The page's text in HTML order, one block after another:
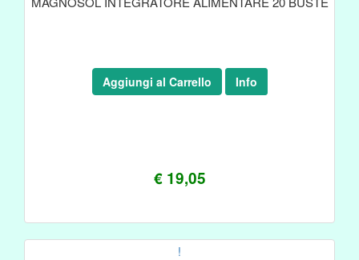
€ 19,05
Aggiungi al Carrello Info
!